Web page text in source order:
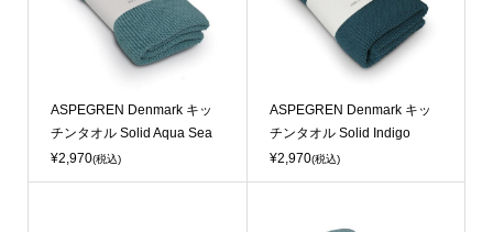
ASPEGREN Denmark キッ
チンタオル Solid Aqua Sea
¥2,970(税込)
ASPEGREN Denmark キッ
チンタオル Solid Indigo
¥2,970(税込)